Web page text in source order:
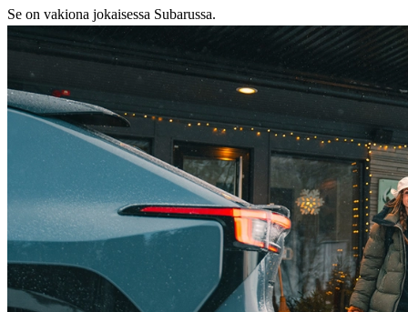
Se on vakiona jokaisessa Subarussa.